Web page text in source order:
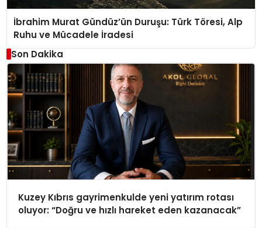
İbrahim Murat Gündüz’ün Duruşu: Türk Töresi, Alp
Ruhu ve Mücadele İradesi
Son Dakika
Kuzey Kıbrıs gayrimenkulde yeni yatırım rotası
oluyor: “Doğru ve hızlı hareket eden kazanacak”